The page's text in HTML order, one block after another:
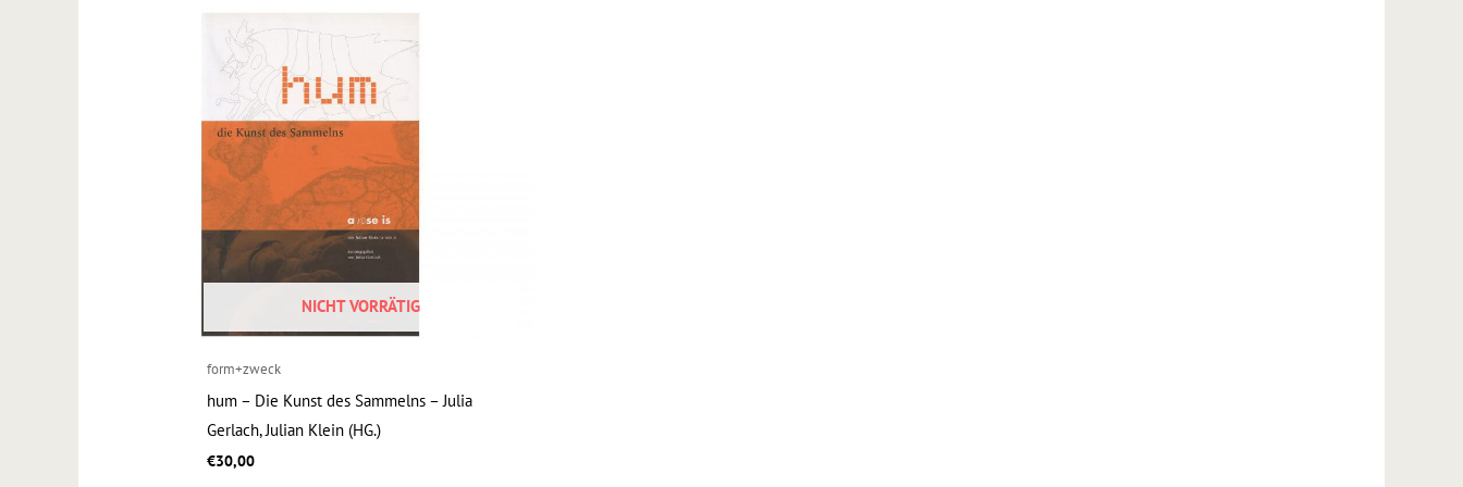
NICHT VORRÄTIG
form+zweck
hum – Die Kunst des Sammelns – Julia
Gerlach, Julian Klein (HG.)
€30,00